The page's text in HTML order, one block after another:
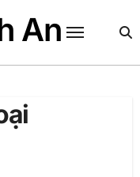
An